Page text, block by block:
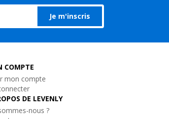
Je m'inscris
COMPTE
mon compte
DE LEVENLY
nous ?